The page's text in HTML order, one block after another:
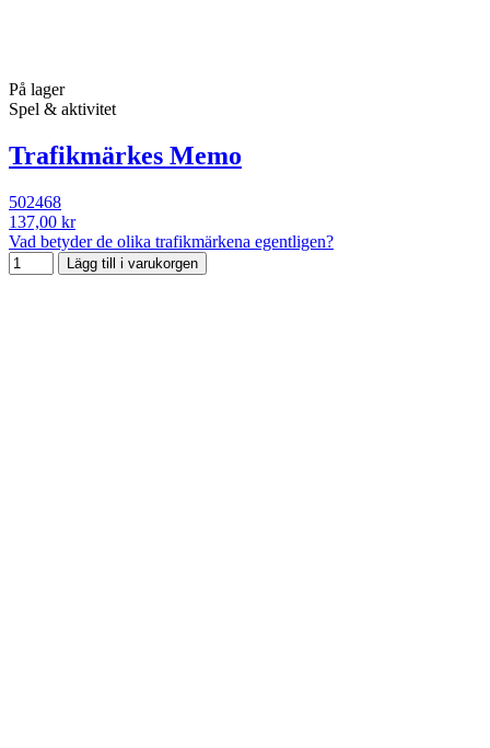
På lager
Spel & aktivitet
Trafikmärkes Memo
502468
137,00 kr
Vad betyder de olika trafikmärkena egentligen?
Lägg till i varukorgen